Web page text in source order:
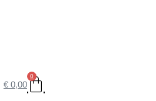
€ 0,00
0